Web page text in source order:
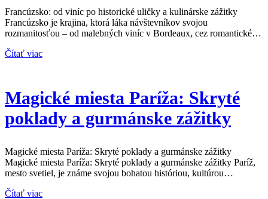
Francúzsko: od viníc po historické uličky a kulinárske zážitky
Francúzsko je krajina, ktorá láka návštevníkov svojou
rozmanitosťou – od malebných viníc v Bordeaux, cez romantické…
Čítať viac
Magické miesta Paríža: Skryté
poklady a gurmánske zážitky
Magické miesta Paríža: Skryté poklady a gurmánske zážitky
Magické miesta Paríža: Skryté poklady a gurmánske zážitky Paríž,
mesto svetiel, je známe svojou bohatou históriou, kultúrou…
Čítať viac